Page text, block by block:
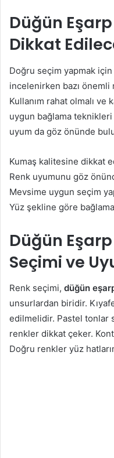
Düğün
Dikkat
Doğru seçim yapmak için
incelenirken bazı
Kullanım rahat olmalı ve
uygun bağlama
uyum da göz önünde
Kumaş kalitesine dikkat
Renk uyumunu göz
Mevsime uygun seçim
Yüz şekline göre
Düğün
Seçimi ve
Renk seçimi, düğün
unsurlardan biridir.
edilmelidir. Pastel tonlar
renkler dikkat çeker.
Doğru renkler yüz